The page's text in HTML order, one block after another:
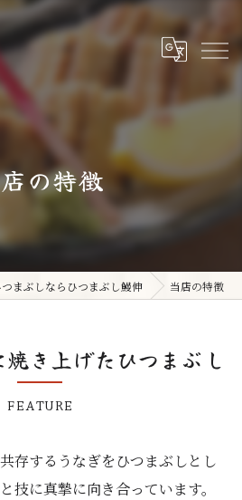
の特徴
まぶしならひつまぶし鰻伸 当店の特徴
き上げたひつまぶし
FEATURE
存するうなぎをひつまぶしとし
技に真摯に向き合っています。